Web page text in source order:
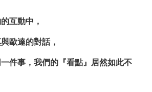
互動中，
歐達的對話，
件事，我們的『看點』居然如此不